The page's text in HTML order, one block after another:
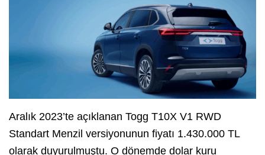
Aralık 2023’te açıklanan Togg T10X V1 RWD
Standart Menzil versiyonunun fiyatı 1.430.000 TL
olarak duyurulmuştu. O dönemde dolar kuru